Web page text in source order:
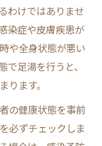
わけではありませ
染症や皮膚疾患が
や全身状態が悪い
足湯を行うと、
ます。
の健康状態を事前
必ずチェックしま